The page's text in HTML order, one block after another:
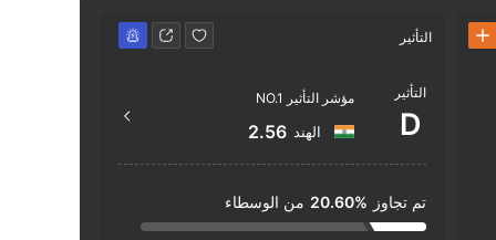
التأثير
التأثير
D
مؤشر التأثير NO.1
الهند 2.56
تم تجاوز 20.60% من الوسطاء